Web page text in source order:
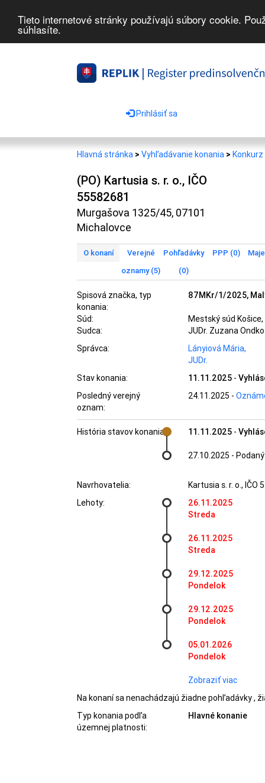
Tieto internetové stránky používajú súbory cookie.
súhlasíte.
Prihlásiť sa
Hlavná stránka > Vyhľadávanie konania >
(PO) Kartusia s. r. o., IČO
55582681
Murgašova 1325/45, 07101
Michalovce
O konaní
Verejné
oznamy (5)
Pohľadávky
(0)
PPP (0)
Spisová značka, typ
konania:
87MKr/1/2025,
Súd:
Mestský súd
Sudca:
JUDr. Zuzana Ondko
Správca:
Lányiová Mária,
JUDr.
Stav konania:
11.11.2025-
Posledný verejný
oznam:
24.11.2025 -
História stavov konania: 11.11.2025-
27.10.2025 -
Navrhovatelia: Kartusia s. r. o. , IČO
Lehoty:
26.11.2025
Streda
26.11.2025
Streda
29.12.2025
Pondelok
29.12.2025
Pondelok
05.01.2026
Pondelok
Zobraziť viac
Na konaní sa nenachádzajú žiadne pohľadávky ,
Typ konania podľa
územnej platnosti:
Hlavné konanie